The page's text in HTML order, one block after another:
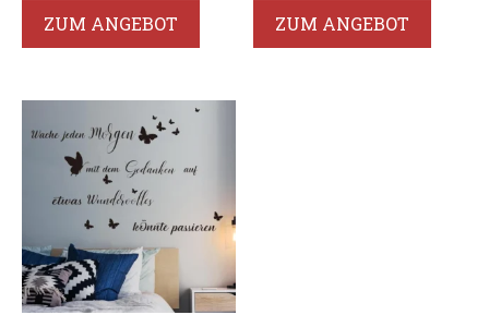
ZUM ANGEBOT ZUM ANGEBOT